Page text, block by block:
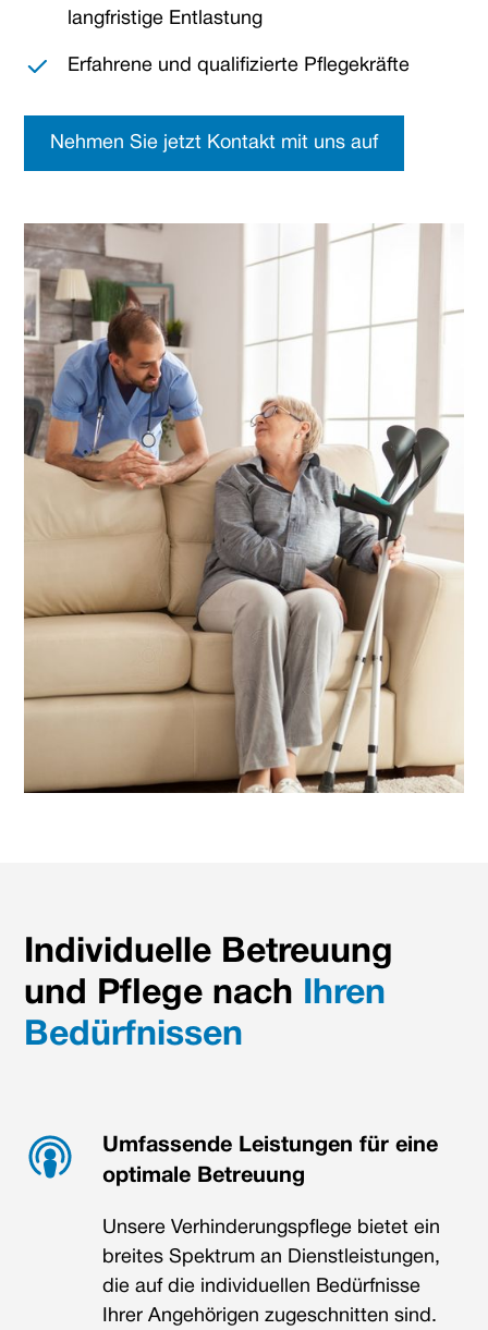
langfristige Entlastung
Erfahrene und qualifizierte Pflegekräfte
Nehmen Sie jetzt Kontakt mit uns auf
Individuelle Betreuung
und Pflege nach
Ihren
Bedürfnissen
Umfassende Leistungen für eine
optimale Betreuung
Unsere Verhinderungspflege bietet ein
breites Spektrum an Dienstleistungen,
die auf die individuellen Bedürfnisse
Ihrer Angehörigen zugeschnitten sind.